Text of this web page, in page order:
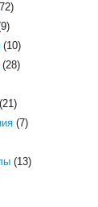
(10)
(7)
(13)